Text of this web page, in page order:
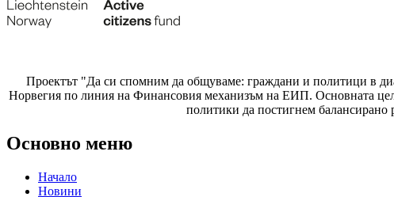
Проектът "Да си спомним да общуваме: граждани и политици в
Норвегия по линия на Финансовия механизъм на ЕИП. Основната цел
политики да постигнем балансирано
Основно меню
Начало
Новини